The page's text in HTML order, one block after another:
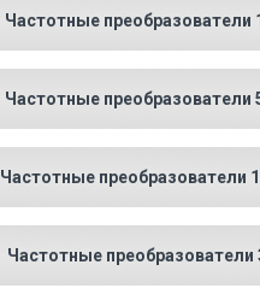
Частотные преобразователи
Частотные преобразователи
Частотные преобразователи
Частотные преобразователи